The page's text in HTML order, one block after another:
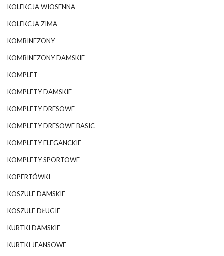
KOLEKCJA WIOSENNA
KOLEKCJA ZIMA
KOMBINEZONY
KOMBINEZONY DAMSKIE
KOMPLET
KOMPLETY DAMSKIE
KOMPLETY DRESOWE
KOMPLETY DRESOWE BASIC
KOMPLETY ELEGANCKIE
KOMPLETY SPORTOWE
KOPERTÓWKI
KOSZULE DAMSKIE
KOSZULE DŁUGIE
KURTKI DAMSKIE
KURTKI JEANSOWE